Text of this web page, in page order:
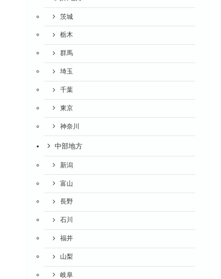
茨城
栃木
群馬
埼玉
千葉
東京
神奈川
中部地方
新潟
富山
長野
石川
福井
山梨
岐阜